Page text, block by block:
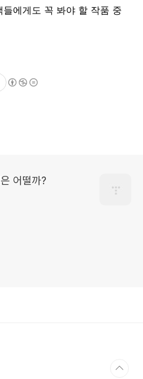
에게도 꼭 봐야 할 작품 중
어떨까?